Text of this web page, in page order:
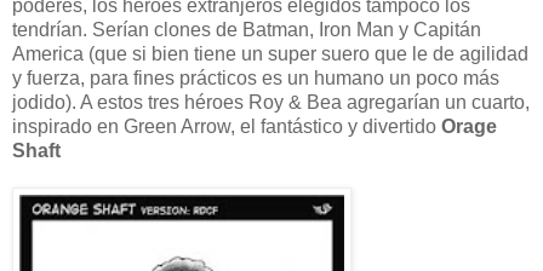
poderes, los héroes extranjeros elegidos tampoco los
tendrían. Serían clones de Batman, Iron Man y Capitán
America (que si bien tiene un super suero que le de agilidad
y fuerza, para fines prácticos es un humano un poco más
jodido). A estos tres héroes Roy & Bea agregarían un cuarto,
inspirado en Green Arrow, el fantástico y divertido Orage
Shaft